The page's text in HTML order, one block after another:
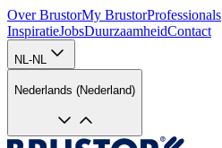
Over BrustorMy BrustorProfessionals
InspiratieJobsDuurzaamheidContact
NL-NL
Nederlands (Nederland)